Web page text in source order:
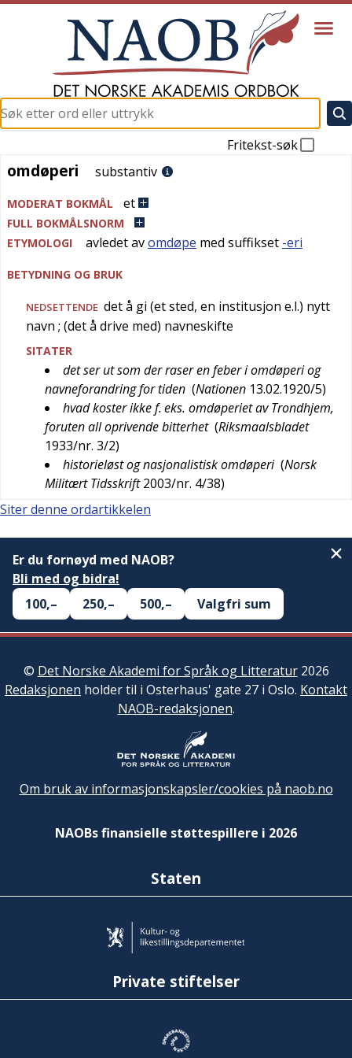
Fritekst-søk
omdøperi
omdøperi substantiv
MODERAT BOKMÅL et
FULL BOKMÅLSNORM
ETYMOLOGI
avledet avomdøpe med suffikset -eri
BETYDNING OG BRUK
NEDSETTENDE det å gi (et sted, en institusjon e.l.) nytt
navn ; (det å drive med) navneskifte
SITATER
det ser ut som der raser en feber i omdøperi og
navneforandring for tiden (Nationen 13.02.1920/5)
hvad koster ikke f. eks. omdøperiet av Trondhjem,
foruten all oprivende bitterhet (Riksmaalsbladet
1933/nr. 3/2)
historieløst og nasjonalistisk omdøperi (Norsk
Militært Tidsskrift 2003/nr. 4/38)
Siter denne ordartikkelen
Er du fornøyd med NAOB?
Bli med og bidra!
100,–
250,– 500,– Valgfri sum
© Det Norske Akademi for Språk og Litteratur2026
Redaksjonen holder til i Osterhaus' gate 27 i Oslo. Kontakt
NAOB-redaksjonen.
Om bruk av informasjonskapsler/cookies på naob.no
NAOBs finansielle støttespillere i 2026
Staten
Private stiftelser